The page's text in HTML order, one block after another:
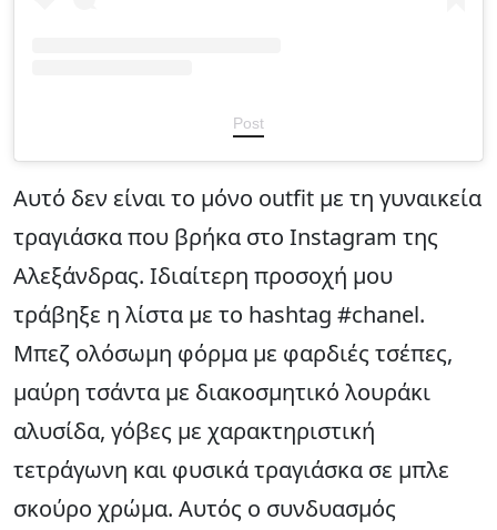
Post
Αυτό δεν είναι το μόνο outfit με τη γυναικεία
τραγιάσκα που βρήκα στο Instagram της
Αλεξάνδρας. Ιδιαίτερη προσοχή μου
τράβηξε η λίστα με το hashtag #chanel.
Μπεζ ολόσωμη φόρμα με φαρδιές τσέπες,
μαύρη τσάντα με διακοσμητικό λουράκι
αλυσίδα, γόβες με χαρακτηριστική
τετράγωνη και φυσικά τραγιάσκα σε μπλε
σκούρο χρώμα. Αυτός ο συνδυασμός